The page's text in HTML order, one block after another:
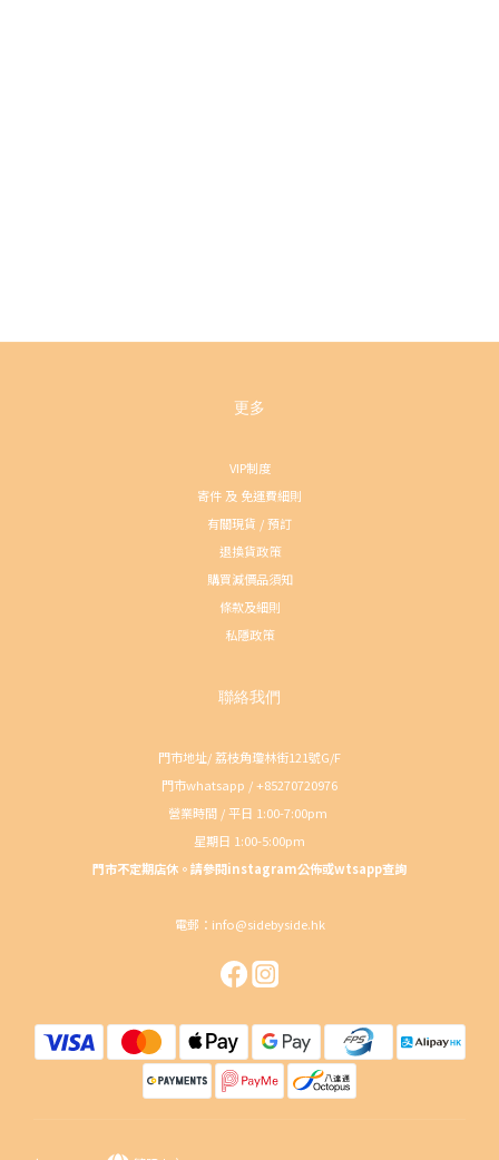
更多
VIP制度
寄件 及 免運費細則
有關現貨 / 預訂
退換貨政策
購買減價品須知
條款及細則
私隱政策
聯絡我們
門市地址/ 荔枝角瓊林街121號G/F
門市whatsapp / +85270720976
營業時間 / 平日 1:00-7:00pm
星期日 1:00-5:00pm
門市不定期店休。請參閱instagram公佈或wtsapp查詢
電郵：info@sidebyside.hk